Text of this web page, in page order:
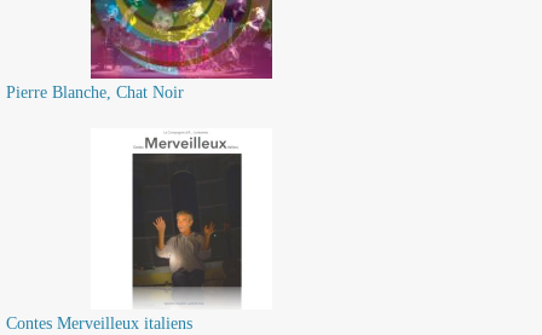
Pierre Blanche, Chat Noir
Contes Merveilleux italiens